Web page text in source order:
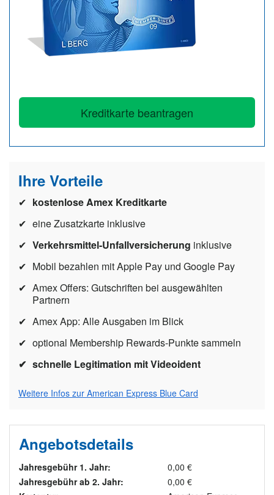
Kreditkarte beantragen
Ihre Vorteile
kostenlose Amex Kreditkarte
eine Zusatzkarte inklusive
Verkehrsmittel-Unfallversicherung inklusive
Mobil bezahlen mit Apple Pay und Google Pay
Amex Offers: Gutschriften bei ausgewählten
Partnern
Amex App: Alle Ausgaben im Blick
optional Membership Rewards-Punkte sammeln
schnelle Legitimation mit Videoident
Weitere Infos zur American Express Blue Card
Angebotsdetails
Jahresgebühr 1. Jahr:
0,00 €
Jahresgebühr ab 2. Jahr:
0,00 €